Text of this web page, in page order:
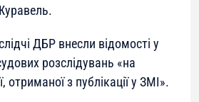
ДБР внесли відомості у
розслідувань «на
отриманої з публікації у ЗМІ».